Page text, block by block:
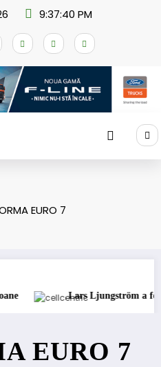
9:37:41 PM
EURO 7
Lars Ljungström a fost
EURO 7